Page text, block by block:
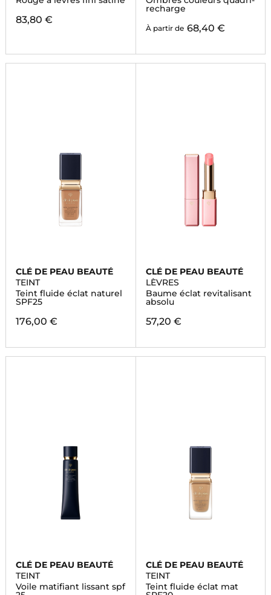
83,80 €
recharge
À partir de 68,40 €
CLÉ DE PEAU BEAUTÉ
TEINT
Teint fluide éclat naturel
SPF25
176,00 €
CLÉ DE PEAU BEAUTÉ
LÈVRES
Baume éclat revitalisant
absolu
57,20 €
CLÉ DE PEAU BEAUTÉ
TEINT
Voile matifiant lissant spf
CLÉ DE PEAU BEAUTÉ
TEINT
Teint fluide éclat mat